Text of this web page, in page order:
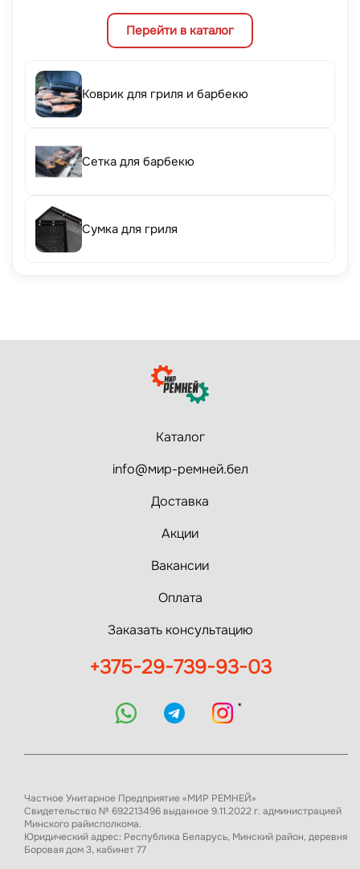
Перейти в каталог
Коврик для гриля и барбекю
Сетка для барбекю
Сумка для гриля
Каталог
info@мир-ремней.бел
Доставка
Акции
Вакансии
Оплата
Заказать консультацию
+375-29-739-93-03
*
Частное Унитарное Предприятие «МИР РЕМНЕЙ»
Свидетельство № 692213496 выданное 9.11.2022 г. администрацией
Минского райисполкома.
Юридический адрес: Республика Беларусь, Минский район, деревня
Боровая дом 3, кабинет 77